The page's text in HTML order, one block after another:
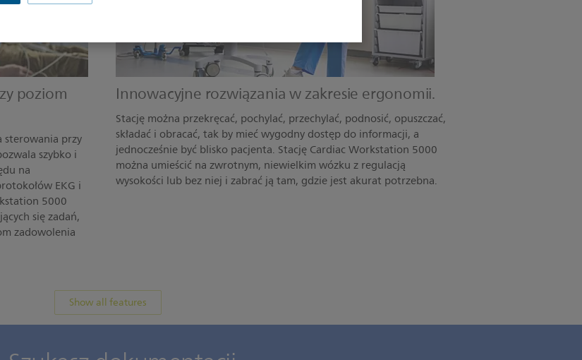
poziom
sterowania przy
szybko i
na
EKG i
5000
się zadań,
zadowolenia
Innowacyjne rozwiązania w zakresie ergonomii.
Stację można przekręcać, pochylać, przechylać, podnosić, opuszczać,
składać i obracać, tak by mieć wygodny dostęp do informacji, a
jednocześnie być blisko pacjenta. Stację Cardiac Workstation 5000
można umieścić na zwrotnym, niewielkim wózku z regulacją
wysokości lub bez niej i zabrać ją tam, gdzie jest akurat potrzebna.
Show all features